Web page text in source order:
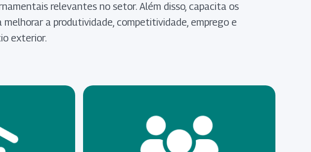
relevantes no setor. Além disso, capacita os
a produtividade, competitividade, emprego e
exterior.